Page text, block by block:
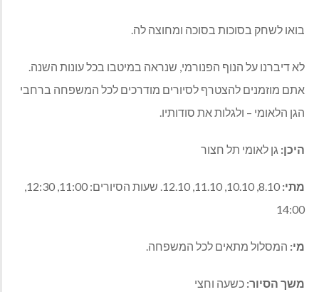
בואו לשחק בסוכות בסוכה ומחוצה לה.
לא דיברנו על הנוף הפנורמי, שנראה במיטבו בכל עונות השנה.
אתם מוזמנים להצטרף לסיורים מודרכים לכל המשפחה ברחבי
הגן הלאומי – ולגלות את סודותיו.
היכן: גן לאומי תל חצור
מתי:
8.10, 10.10, 11.10, 12.10. שעות הסיורים: 11:00, 12:30,
14:00
מי: המסלול מתאים לכל המשפחה.
משך הסיור: כשעה וחצי